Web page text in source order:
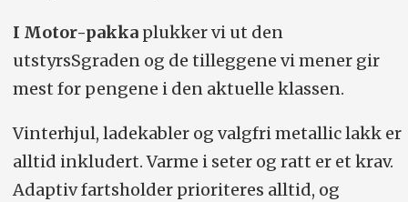
I Motor-pakka plukker vi ut den
utstyrsSgraden og de tilleggene vi mener gir
mest for pengene i den aktuelle klassen.
Vinterhjul, ladekabler og valgfri metallic lakk er
alltid inkludert. Varme i seter og ratt er et krav.
Adaptiv fartsholder prioriteres alltid, og